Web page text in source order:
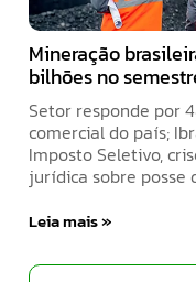
Mineração
bilhões no
Setor responde por
comercial do país;
Imposto Seletivo,
jurídica sobre posse
Leia mais »